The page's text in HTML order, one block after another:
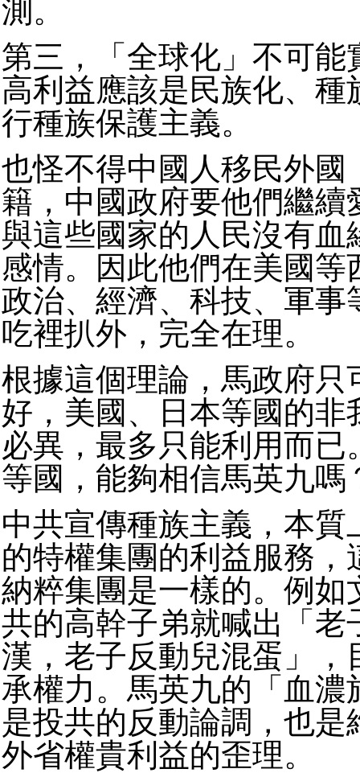
測。
第三，「全球化」不可能
高利益應該是民族化、種
行種族保護主義。
也怪不得中國人移民外國
籍，中國政府要他們繼續
與這些國家的人民沒有血
感情。因此他們在美國等
政治、經濟、科技、軍事
吃裡扒外，完全在理。
根據這個理論，馬政府只
好，美國、日本等國的非
必異，最多只能利用而已
等國，能夠相信馬英九嗎
中共宣傳種族主義，本質
的特權集團的利益服務，
納粹集團是一樣的。例如
共的高幹子弟就喊出「老
漢，老子反動兒混蛋」，
承權力。馬英九的「血濃
是投共的反動論調，也是
外省權貴利益的歪理。